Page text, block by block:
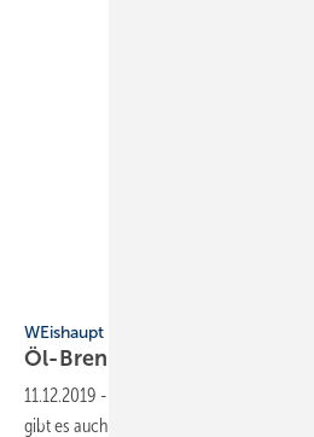
WEishaupt
Öl-Brennwertkessel mit
11.12.2019 -
gibt es auch in den Leistungsgrößen 25,